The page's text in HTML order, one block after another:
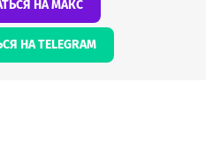
НА МАКС
НА TELEGRAM